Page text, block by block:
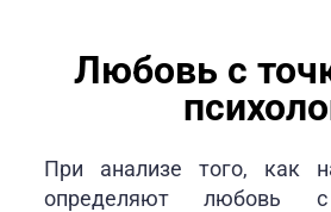
Любовь с
При анализе того, как
определяют любовь